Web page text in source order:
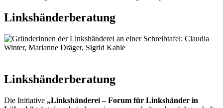
Linkshänderberatung
Linkshänderberatung
Die Initiative „Linkshänderei – Forum für Linkshänder in